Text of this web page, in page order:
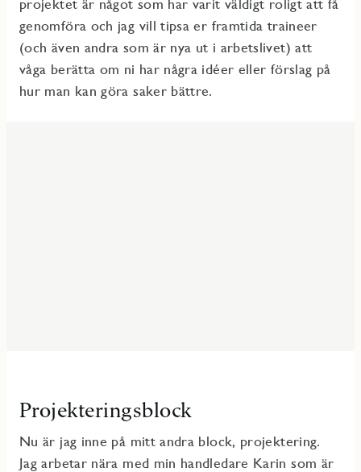
genomföra och jag vill tipsa er framtida traineer
(och även andra som är nya ut i arbetslivet) att
våga berätta om ni har några idéer eller förslag på
hur man kan göra saker bättre.
Projekteringsblock
Nu är jag inne på mitt andra block, projektering.
Jag arbetar nära med min handledare Karin som är